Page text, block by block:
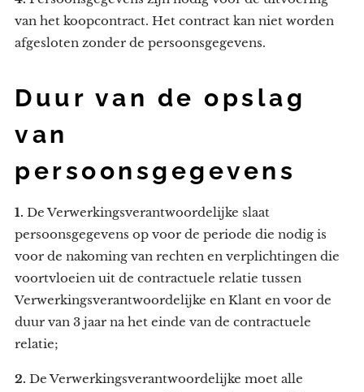
van het koopcontract. Het contract kan niet worden
afgesloten zonder de persoonsgegevens.
Duur van de opslag
van
persoonsgegevens
1. De Verwerkingsverantwoordelijke slaat
persoonsgegevens op voor de periode die nodig is
voor de nakoming van rechten en verplichtingen die
voortvloeien uit de contractuele relatie tussen
Verwerkingsverantwoordelijke en Klant en voor de
duur van 3 jaar na het einde van de contractuele
relatie;
2. De Verwerkingsverantwoordelijke moet alle